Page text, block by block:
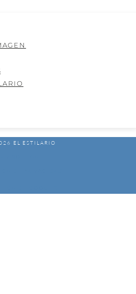
EL ESTILARIO